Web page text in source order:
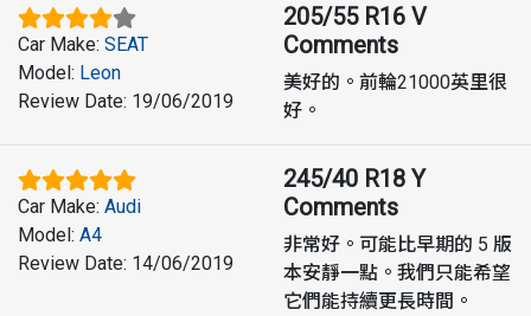
Car Make: SEAT
Model: Leon
Review Date: 19/06/2019
205/55 R16 V
Comments
美好的。前輪21000英里很
好。
Car Make: Audi
Model: A4
Review Date: 14/06/2019
245/40 R18 Y
Comments
非常好。可能比早期的 5 版
本安靜一點。我們只能希望
它們能持續更長時間。